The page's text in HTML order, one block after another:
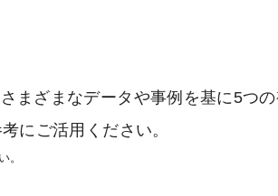
まざまなデータや事例を基に5つ
にご活用ください。
。